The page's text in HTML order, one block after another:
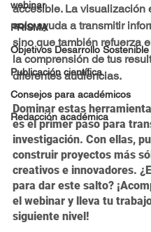
webinar
PRISMA
Objetivos Desarrollo Sostenible
Publicación científica
Consejos para académicos
Redacción académica
accesible. La visualización
solo ayuda a transmitir
sino que también refuerza
la comprensión de tus
diferentes audiencias.
Dominar estas
es el primer paso para
investigación. Con ellas,
construir proyectos más
creativos e innovadores.
para dar este salto?
el webinar y lleva tu
siguiente nivel!